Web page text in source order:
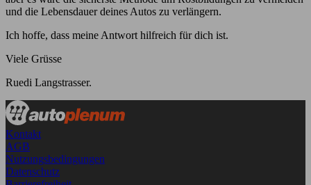
und die Lebensdauer deines Autos zu verlängern.
Ich hoffe, dass meine Antwort hilfreich für dich ist.
Viele Grüsse
Ruedi Langstrasser.
Kontakt
AGB
Nutzungsbedingungen
Datenschutz